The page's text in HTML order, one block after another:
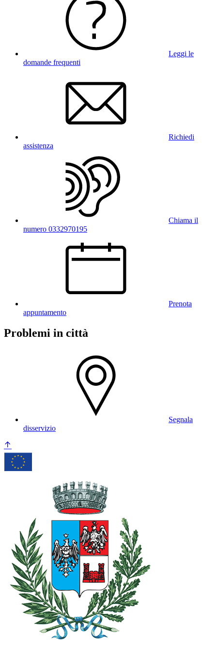
Leggi le
domande frequenti
Richiedi
assistenza
Chiama il
numero 0332970195
Prenota
appuntamento
Problemi in città
Segnala
disservizio